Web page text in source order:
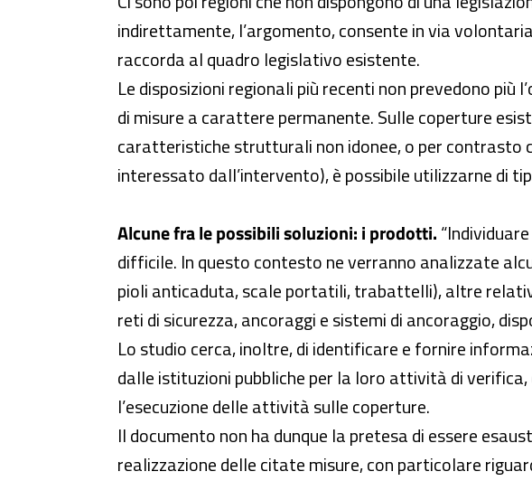
indirettamente, l’argomento, consente in via
raccorda al quadro legislativo esistente.
Le disposizioni regionali più recenti non prevedono più
di misure a carattere permanente. Sulle coperture
caratteristiche strutturali non idonee, o per contrasto
interessato dall’intervento), è possibile utilizzarne di
Alcune fra le possibili soluzioni: i prodotti.
difficile. In questo contesto ne verranno analizzate
pioli anticaduta, scale portatili, trabattelli), altre
reti di sicurezza, ancoraggi e sistemi di ancoraggio,
Lo studio cerca, inoltre, di identificare e fornire
dalle istituzioni pubbliche per la loro attività di
l’esecuzione delle attività sulle coperture.
Il documento non ha dunque la pretesa di essere
realizzazione delle citate misure, con particolare